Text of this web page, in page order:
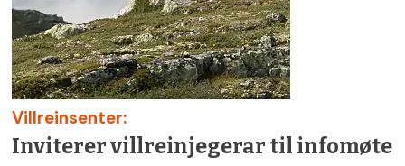
Villreinsenter:
Inviterer villreinjegerar til infomøte